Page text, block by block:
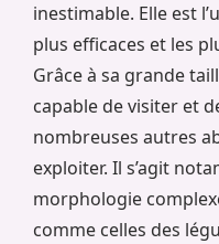
inestimable. Elle est
plus efficaces et les
Grâce à sa grande
capable de visiter et
nombreuses autres
exploiter. Il s’agit
morphologie
comme celles des